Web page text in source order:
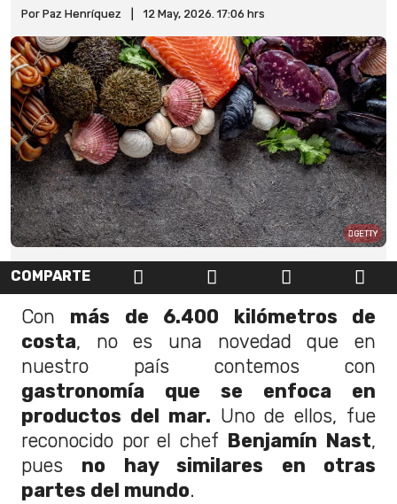
Por Paz Henríquez 12 May, 2026. 17:06 hrs
GETTY
COMPARTE
Con más de 6.400 kilómetros de
costa, no es una novedad que en
nuestro país contemos con
gastronomía que se enfoca en
productos del mar. Uno de ellos, fue
reconocido por el chef Benjamín Nast,
pues no hay similares en otras
partes del mundo.